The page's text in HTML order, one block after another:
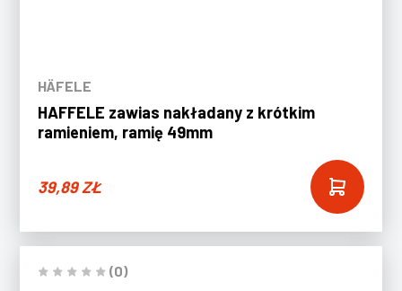
HÄFELE
HAFFELE zawias nakładany z krótkim
ramieniem, ramię 49mm
39,89ZŁ
(0)